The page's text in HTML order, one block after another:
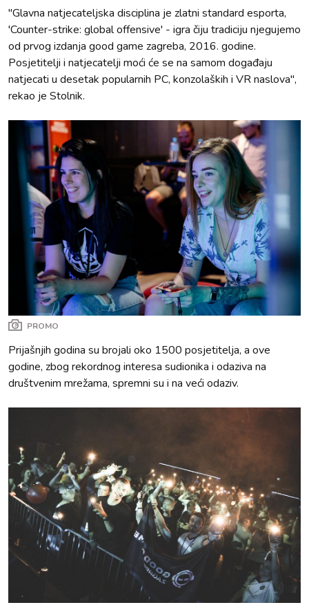
"Glavna natjecateljska disciplina je zlatni standard esporta,
'Counter-strike: global offensive' - igra čiju tradiciju njegujemo
od prvog izdanja good game zagreba, 2016. godine.
Posjetitelji i natjecatelji moći će se na samom događaju
natjecati u desetak popularnih PC, konzolaških i VR naslova",
rekao je Stolnik.
PROMO
Prijašnjih godina su brojali oko 1500 posjetitelja, a ove
godine, zbog rekordnog interesa sudionika i odaziva na
društvenim mrežama, spremni su i na veći odaziv.